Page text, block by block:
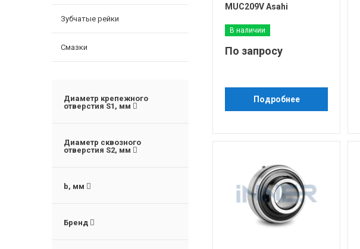
Зубчатые рейки
Смазки
Диаметр крепежного
отверстия S1, мм
Диаметр сквозного
отверстия S2, мм
b, мм
Бренд
MUC209V Asahi
В наличии
По запросу
Подробнее